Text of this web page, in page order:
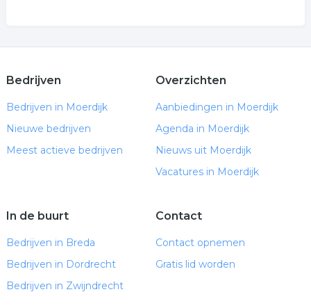
Bedrijven
Bedrijven in Moerdijk
Nieuwe bedrijven
Meest actieve bedrijven
Overzichten
Aanbiedingen in Moerdijk
Agenda in Moerdijk
Nieuws uit Moerdijk
Vacatures in Moerdijk
In de buurt
Bedrijven in Breda
Bedrijven in Dordrecht
Bedrijven in Zwijndrecht
Contact
Contact opnemen
Gratis lid worden